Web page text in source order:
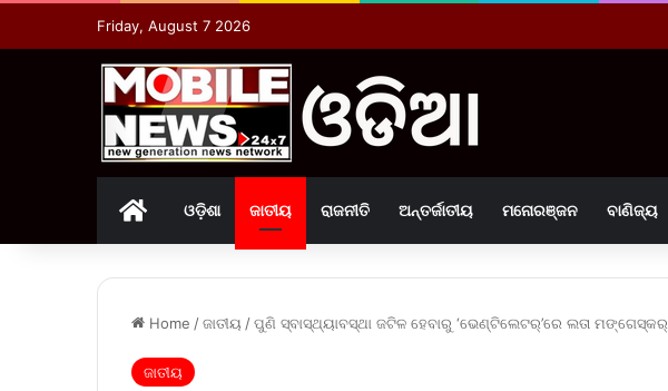
Friday, August 7 2026
Homeଓଡ଼ିଶା ଜାତୀୟ ରାଜନୀତି ଅନ୍ତର୍ଜାତୀୟ ମନୋରଞ୍ଜନ ବାଣିଜ୍ୟ
Home /ଜାତୀୟ /ପୁଣି ସ୍ବାସ୍ଥ୍ୟାବସ୍ଥା ଜଟିଳ ହେବାରୁ ‘ଭେଣ୍ଟିଲେଟର୍‌’ରେ ଲତା ମଙ୍ଗେସ୍‌କର୍‌
ଜାତୀୟ